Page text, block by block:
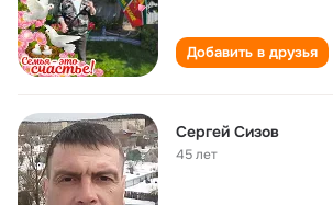
Добавить в друзья
Сергей Сизов
45 лет